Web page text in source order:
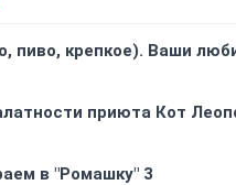
пиво, крепкое). Ваши
приюта Кот
в "Ромашку" 3